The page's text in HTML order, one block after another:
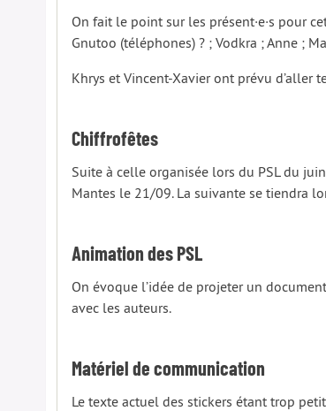
On fait le point sur les présent·e·s pour
Gnutoo (téléphones) ? ; Vodkra ; Anne ;
Khrys et Vincent-Xavier ont prévu d’aller
Chiffrofêtes
Suite à celle organisée lors du PSL du
Mantes le 21/09. La suivante se tiendra
Animation des PSL
On évoque l’idée de projeter un
avec les auteurs.
Matériel de communication
Le texte actuel des stickers étant trop